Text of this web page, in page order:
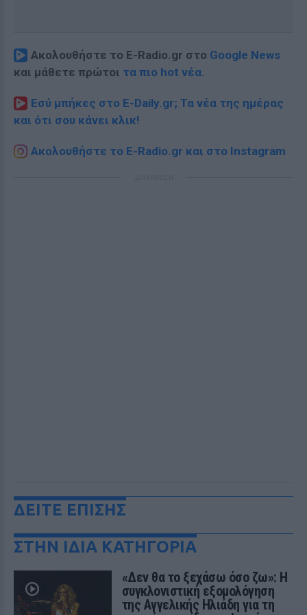
Ακολουθήστε το E-Radio.gr στο Google News
και μάθετε πρώτοι τα πιο hot νέα.
Εσύ μπήκες στο E-Daily.gr; Τα νέα της ημέρας
και ότι σου κάνει κλικ!
Ακολουθήστε το E-Radio.gr και στο Instagram
ΔΕΙΤΕ ΕΠΙΣΗΣ
ΣΤΗΝ ΙΔΙΑ ΚΑΤΗΓΟΡΙΑ
«Δεν θα το ξεχάσω όσο ζω»: Η
συγκλονιστική εξομολόγηση
της Αγγελικής Ηλιάδη για τη